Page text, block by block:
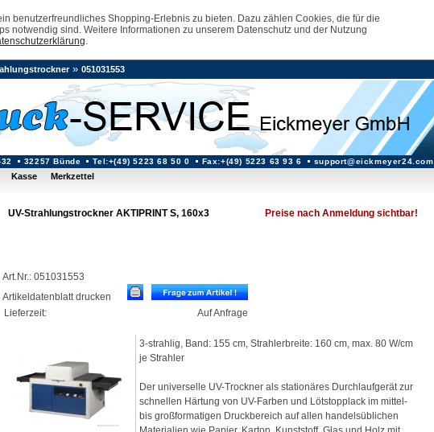
benutzerfreundliches Shopping-Erlebnis zu bieten. Dazu zählen Cookies, die für die
notwendig sind. Weitere Informationen zu unserem Datenschutz und der Nutzung
.
32257 Bünde Tel:+(49) 5223 68 50 0 Fax:+(49) 5223 63 93 6 support@eickmeyer24.com
» 051031553
Kasse Merkzettel
UV-Strahlungstrockner AKTIPRINT S, 160x3 Preise nach Anmeldung sichtbar!
Art.Nr.: 051031553
Artikeldatenblatt drucken
Lieferzeit:
Auf Anfrage
3-strahlig, Band: 155 cm, Strahlerbreite: 160 cm, max. 80 W/cm
je Strahler
Der universelle UV-Trockner als stationäres Durchlaufgerät zur
schnellen Härtung von UV-Farben und Lötstopplack im mittel-
bis großformatigen Druckbereich auf allen handelsüblichen